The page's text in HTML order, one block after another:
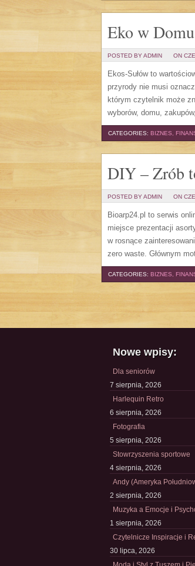
Eko w Domu
POSTED BY ADMIN ON
Ekos-Sułów to
przyrody nie musi
którym czytelnik może
wyborów, domu,
CATEGORIES: BIZNES,
DIY – Zrób
POSTED BY ADMIN ON
Bioarp24.pl to serwis
miejsce prezentacji
w rosnące
zero waste. Głównym
CATEGORIES: BIZNES,
Nowe wpisy:
Dla seniorów
7 sierpnia, 2026
Harlequin Retro
6 sierpnia, 2026
Fotografia
5 sierpnia, 2026
Stowrzyszenia sportowe
4 sierpnia, 2026
Andy (Ameryka
2 sierpnia, 2026
Muzyka a Emocje i
1 sierpnia, 2026
Czytelnicze Inspiracje i
30 lipca, 2026